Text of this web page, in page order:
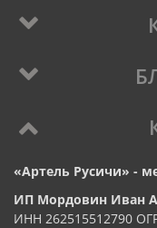
«Артель Русичи» -
ИП Мордовин Иван
ИНН 262515512790